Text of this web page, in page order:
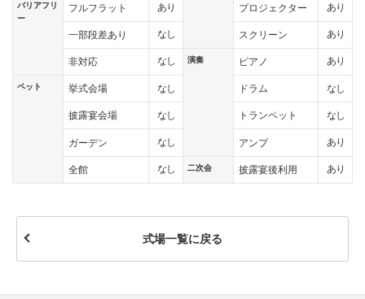
バリアフリ
ー
フルフラット あり
一部段差あり なし
非対応 なし
ペット 挙式会場 なし
披露宴会場 なし
ガーデン なし
全館 なし
プロジェクター あり
スクリーン あり
演奏 ピアノ あり
ドラム なし
トランペット なし
アンプ あり
二次会 披露宴後利用 あり
式場一覧に戻る